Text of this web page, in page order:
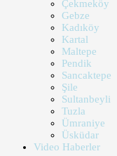
Çekmeköy
Gebze
Kadıköy
Kartal
Maltepe
Pendik
Sancaktepe
Şile
Sultanbeyli
Tuzla
Ümraniye
Üsküdar
Video Haberler